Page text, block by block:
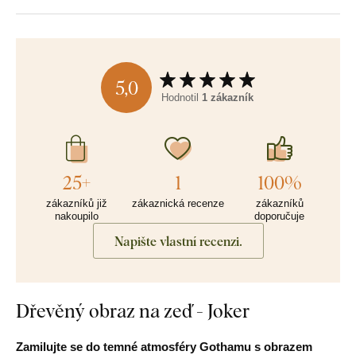
5,0 Hodnotil 1 zákazník
25+
zákazníků již
nakoupilo
1
zákaznická recenze
100%
zákazníků
doporučuje
Napište vlastní recenzi.
Dřevěný obraz na zeď - Joker
Zamilujte se do temné atmosféry Gothamu s obrazem